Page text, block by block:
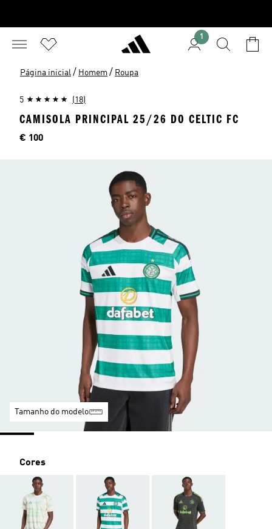
1
Página inicial / Homem / Roupa
5 (18)
CAMISOLA PRINCIPAL 25/26 DO CELTIC FC
Preço
€ 100
Tamanho do modelo
Cores